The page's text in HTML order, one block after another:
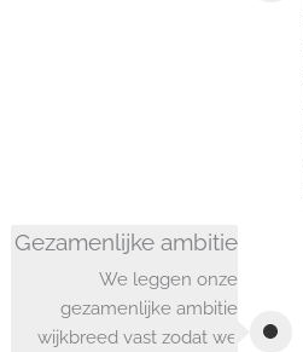
Gezamenlijke ambitie
We leggen onze
gezamenlijke ambitie
wijkbreed vast zodat we